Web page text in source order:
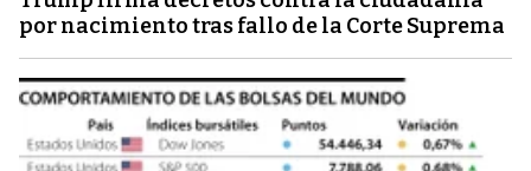
por nacimiento tras fallo de la Corte Suprema